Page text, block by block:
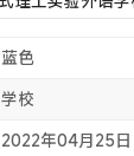
蓝色
学校
2022年04月25日